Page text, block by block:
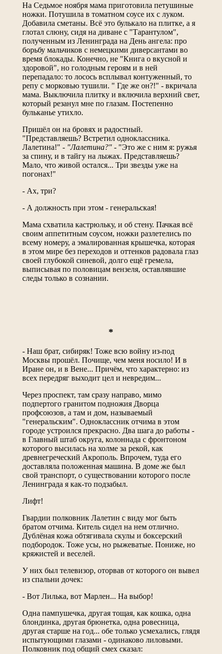
На Седьмое ноября мама приготовила петушиные
ножки. Потушила в томатном соусе их с луком.
Добавила сметаны. Всё это булькало на плитке, а я
глотал слюну, сидя на диване с "Тарантулом",
полученным из Ленинграда на День ангела: про
борьбу мальчиков с немецкими диверсантами во
время блокады. Конечно, не "Книга о вкусной и
здоровой", но голодным героям и в ней
перепадало: то лосось всплывал контуженный, то
репу с морковью тушили. " Где же он?!" - вкричала
мама. Выключила плитку и включила верхний свет,
который резанул мне по глазам. Постепенно
бульканье утихло.
Пришёл он на бровях и радостный.
"Представляешь? Встретил одноклассника.
Лалетина!" - "Лалетина?" - "Это же с ним я: ружья
за спину, и в тайгу на лыжах. Представляешь?
Мало, что живой остался... Три звезды уже на
погонах!"
- Ах, три?
- А должность при этом - генеральская!
Мама схватила кастрюльку, и об стену. Пачкая всё
своим аппетитным соусом, ножки разлетелись по
всему номеру, а эмалированная крышечка, которая
в этом мире без переходов и оттенков радовала глаз
своей глубокой синевой, долго ещё гремела,
выписывая по половицам вензеля, оставлявшие
следы только в сознании.
*
- Наш брат, сибиряк! Тоже всю войну из-под
Москвы прошёл. Почище, чем меня носило! И в
Иране он, и в Вене... Причём, что характерно: из
всех передряг выходит цел и невредим...
Через проспект, там сразу направо, мимо
подпертого гранитом подножия Дворца
профсоюзов, а там и дом, называемый
"генеральским". Одноклассник отчима в этом
городе устроился прекрасно. Два шага до работы -
в Главный штаб округа, колоннада с фронтоном
которого высилась на холме за рекой, как
древнегреческий Акрополь. Впрочем, туда его
доставляла положенная машина. В доме же был
свой транспорт, о существовании которого после
Ленинграда я как-то подзабыл.
Лифт!
Гвардии полковник Лалетин с виду мог быть
братом отчима. Китель сидел на нем отлично.
Дублёная кожа обтягивала скулы и боксерский
подбородок. Тоже усы, но рыжеватые. Пониже, но
кряжистей и веселей.
У них был телевизор, оторвав от которого он вывел
из спальни дочек:
- Вот Лилька, вот Марлен... На выбор!
Одна пампушечка, другая тощая, как кошка, одна
блондинка, другая брюнетка, одна ровесница,
другая старше на год... обе только усмехались, глядя
испытующими глазами - одинаково лиловыми.
Полковник под общий смех сказал: